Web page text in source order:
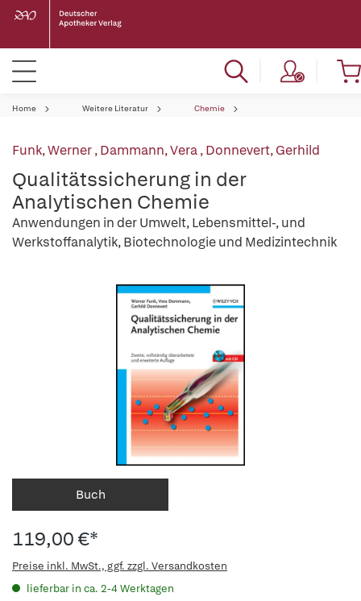
Home Weitere Literatur Chemie
Funk, Werner,Dammann, Vera,Donnevert, Gerhild
Qualitätssicherung in der
Analytischen Chemie
Anwendungen in der Umwelt, Lebensmittel-, und
Werkstoffanalytik, Biotechnologie und Medizintechnik
Buch
119,00 €*
Preise inkl. MwSt., ggf. zzgl. Versandkosten
lieferbar in ca. 2-4 Werktagen